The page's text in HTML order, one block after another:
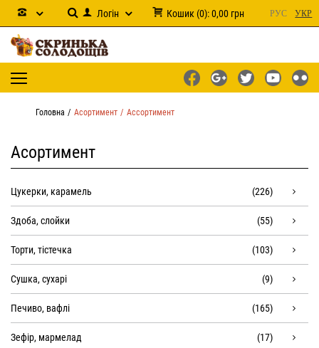
Логін Кошик (0):0,00 грн РУС УКР
Головна Асортимент Ассортимент
Асортимент
Цукерки, карамель (226)
Здоба, слойки (55)
Торти, тістечка (103)
Сушка, сухарі (9)
Печиво, вафлі (165)
Зефір, мармелад (17)